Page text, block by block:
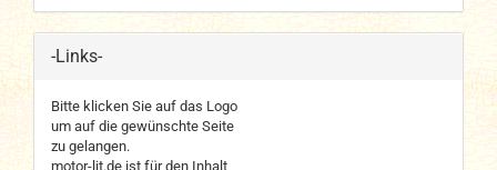
-Links-
Bitte klicken Sie auf das Logo
um auf die gewünschte Seite
zu gelangen.
motor-lit.de ist für den Inhalt